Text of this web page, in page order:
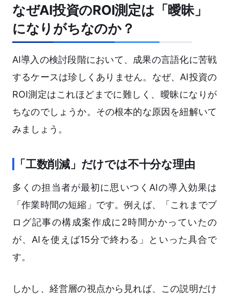
なぜAI投資のROI測定は「曖昧」
になりがちなのか？
AI導入の検討段階において、成果の言語化に苦戦
するケースは珍しくありません。なぜ、AI投資の
ROI測定はこれほどまでに難しく、曖昧になりが
ちなのでしょうか。その根本的な原因を紐解いて
みましょう。
「工数削減」だけでは不十分な理由
多くの担当者が最初に思いつくAIの導入効果は
「作業時間の短縮」です。例えば、「これまでブ
ログ記事の構成案作成に2時間かかっていたの
が、AIを使えば15分で終わる」といった具合で
す。
しかし、経営層の視点から見れば、この説明だけ